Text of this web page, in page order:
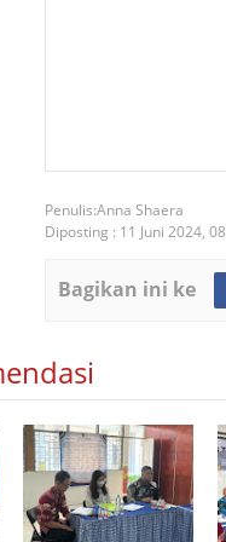
Anna Shaera
Diposting : 11 Juni 2024,
Bagikan ini ke